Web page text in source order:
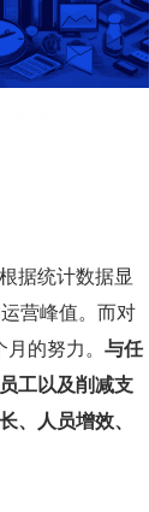
据统计数据显
营峰值。而对
的努力。 与任
工以及削减支
人员增效、